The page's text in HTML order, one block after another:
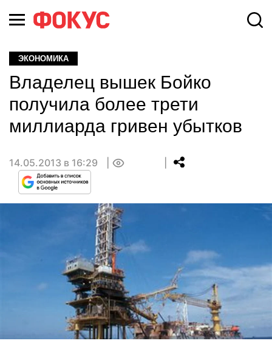
ЭКОНОМИКА
Владелец вышек Бойко
получила более трети
миллиарда гривен убытков
14.05.2013 в 16:29